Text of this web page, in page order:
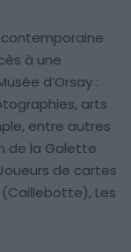
contemporaine
à une
d’Orsay :
arts
entre autres
de la Galette
de cartes
Les